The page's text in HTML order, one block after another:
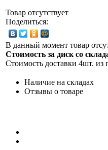
Товар отсутствует
Поделиться:
В данный момент товар
Стоимость за диск со
Стоимость доставки 4шт. из
Наличие на складах
Отзывы о товаре